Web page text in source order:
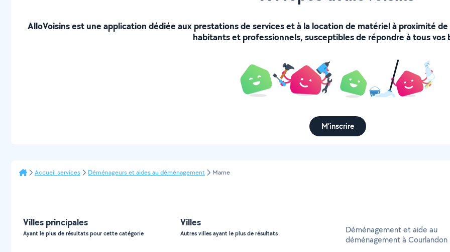
AlloVoisins est une application dédiée aux prestations de services et à la location de matériel à proximité
habitants et professionnels, susceptibles de répondre à tous vos
M’inscrire
Accueil services Déménageurs et aides au déménagement Marne
Villes principales
Ayant le plus de résultats pour cette catégorie
Villes
Autres villes ayant le plus de résultats
Déménagement et aide au
déménagement à Courlandon